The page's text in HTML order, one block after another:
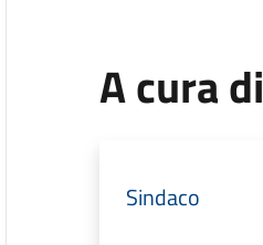
A cura di
Sindaco